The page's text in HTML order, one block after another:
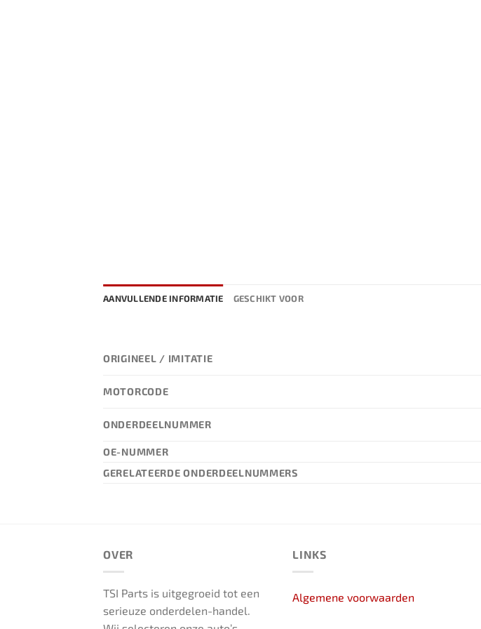
AANVULLENDE INFORMATIE GESCHIKT VOOR
ORIGINEEL / IMITATIE
MOTORCODE
ONDERDEELNUMMER
OE-NUMMER
GERELATEERDE ONDERDEELNUMMERS
OVER
TSI Parts is uitgegroeid tot een
serieuze onderdelen-handel.
LINKS
Algemene voorwaarden